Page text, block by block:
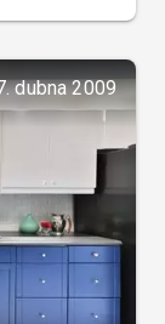
dubna 2009